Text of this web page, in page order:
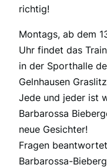
richtig!
Montags, ab dem
Uhr findet das
in der Sporthalle
Gelnhausen
Jede und jeder ist
Barbarossa
neue Gesichter!
Fragen
Barbarossa-